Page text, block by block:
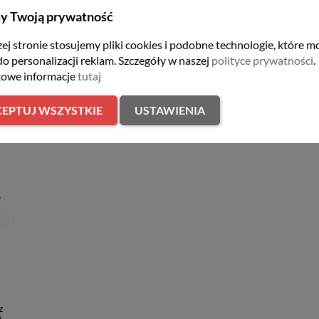
Twoją prywatność
stronie stosujemy pliki cookies i podobne technologie, które
personalizacji reklam. Szczegóły w naszej polityce prywatności.
informacjetutaj
WSZYSTKIE USTAWIENIA